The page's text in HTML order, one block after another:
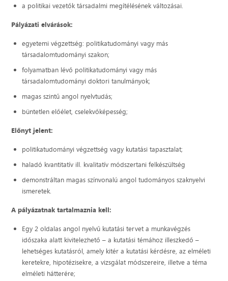
a politikai vezetők társadalmi megítélésének változásai.
Pályázati elvárások:
egyetemi végzettség: politikatudományi vagy más
társadalomtudományi szakon;
folyamatban lévő politikatudományi vagy más
társadalomtudományi doktori tanulmányok;
magas szintű angol nyelvtudás;
büntetlen előélet, cselekvőképesség;
Előnyt jelent:
politikatudományi végzettség vagy kutatási tapasztalat;
haladó kvantitatív ill. kvalitatív módszertani felkészültség
demonstráltan magas színvonalú angol tudományos szaknyelvi
ismeretek.
A pályázatnak tartalmaznia kell:
Egy 2 oldalas angol nyelvű kutatási tervet a munkavégzés
időszaka alatt kivitelezhető – a kutatási témához illeszkedő –
lehetséges kutatásról, amely kitér a kutatási kérdésre, az elméleti
keretekre, hipotézisekre, a vizsgálat módszereire, illetve a téma
elméleti hátterére;